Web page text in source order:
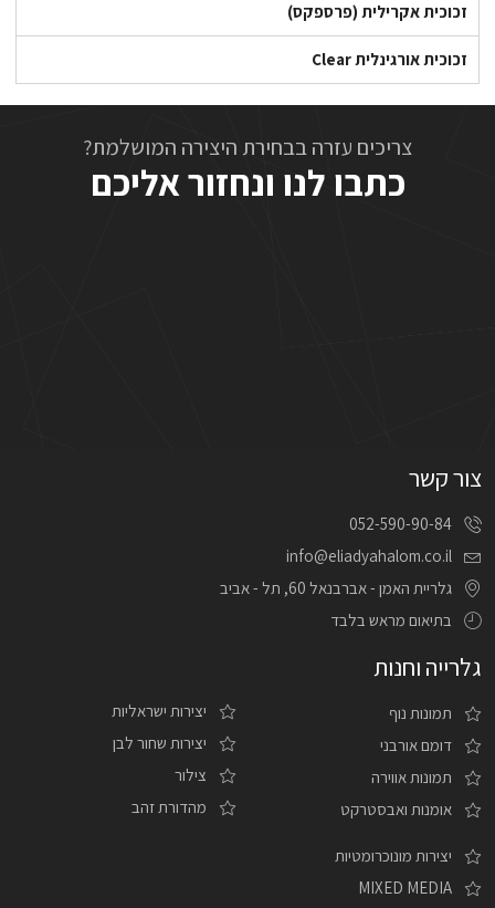
זכוכית אקרילית (פרספקס)
זכוכית אורגינלית Clear
צריכים עזרה בבחירת היצירה המושלמת?
כתבו לנו ונחזור אליכם
צור קשר
052-590-90-84
info@eliadyahalom.co.il
גלריית האמן - אברבנאל 60, תל - אביב
בתיאום מראש בלבד
גלרייה וחנות
תמונות נוף
דומם אורבני
תמונות אווירה
אומנות ואבסטרקט
יצירות ישראליות
יצירות שחור לבן
צילור
מהדורת זהב
יצירות מונוכרומטיות
MIXED MEDIA